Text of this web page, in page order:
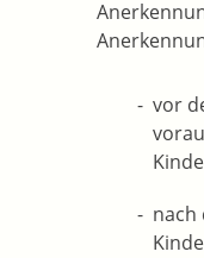
vor
nach